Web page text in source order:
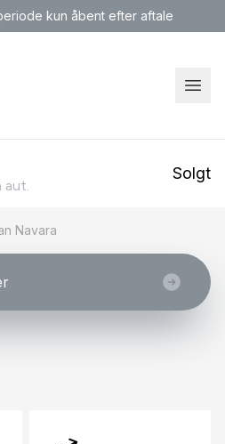
kun åbent efter aftale
aut.
Solgt
Navara